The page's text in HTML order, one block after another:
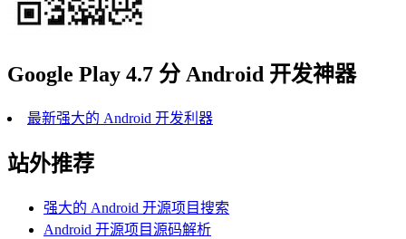
Google Play 4.7 分 Android 开发神器
最新强大的 Android 开发利器
站外推荐
强大的 Android 开源项目搜索
Android 开源项目源码解析